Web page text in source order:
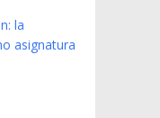
la
asignatura